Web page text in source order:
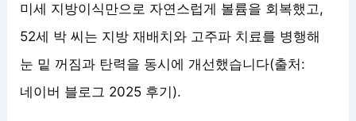
미세 지방이식만으로 자연스럽게 볼륨을 회복했고,
52세 박 씨는 지방 재배치와 고주파 치료를 병행해
눈 밑 꺼짐과 탄력을 동시에 개선했습니다(출처:
네이버 블로그 2025 후기).